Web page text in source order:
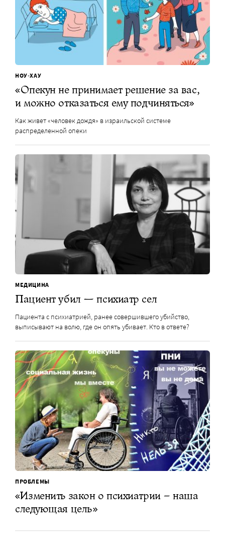
НОУ-ХАУ
«Опекун не принимает решение за вас,
и можно отказаться ему подчиняться»
Как живет «человек дождя» в израильской системе
распределенной опеки
МЕДИЦИНА
Пациент убил — психиатр сел
Пациента с психиатрией, ранее совершившего убийство,
выписывают на волю, где он опять убивает. Кто в ответе?
ПРОБЛЕМЫ
«Изменить закон о психиатрии – наша
следующая цель»